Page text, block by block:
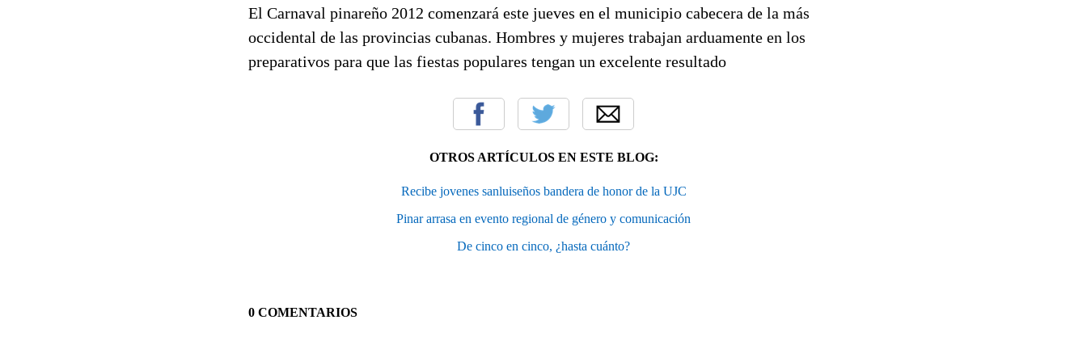
El Carnaval pinareño 2012 comenzará este jueves en el municipio cabecera de la más
occidental de las provincias cubanas. Hombres y mujeres trabajan arduamente en los
preparativos para que las fiestas populares tengan un excelente resultado
OTROS ARTÍCULOS EN ESTE BLOG:
Recibe jovenes sanluiseños bandera de honor de la UJC
Pinar arrasa en evento regional de género y comunicación
De cinco en cinco, ¿hasta cuánto?
0 COMENTARIOS